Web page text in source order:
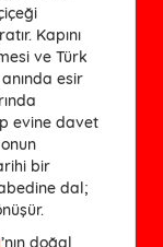
Kapını
ve Türk
anında esir
evine davet
bir
dal;
’nın doğal